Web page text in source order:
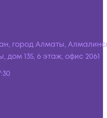
город Алматы,
135, 6 этаж, офис 2061